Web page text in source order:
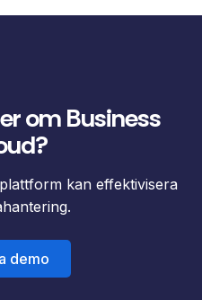
om Business
kan effektivisera
demo